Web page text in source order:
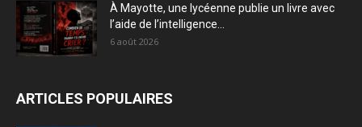
À Mayotte, une lycéenne publie un livre avec
l’aide de l’intelligence...
6 août 2026
ARTICLES POPULAIRES